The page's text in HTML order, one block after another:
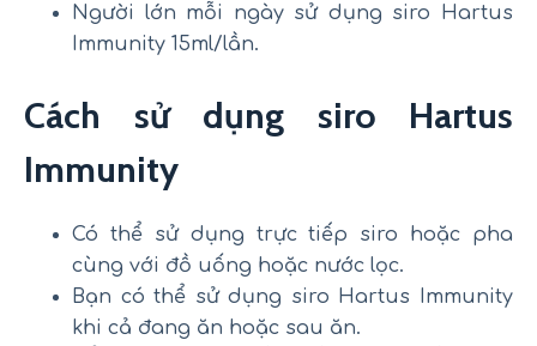
Người lớn mỗi ngày sử dụng siro Hartus
Immunity 15ml/lần.
Cách sử dụng siro Hartus
Immunity
Có thể sử dụng trực tiếp siro hoặc pha
cùng với đồ uống hoặc nước lọc.
Bạn có thể sử dụng siro Hartus Immunity
khi cả đang ăn hoặc sau ăn.